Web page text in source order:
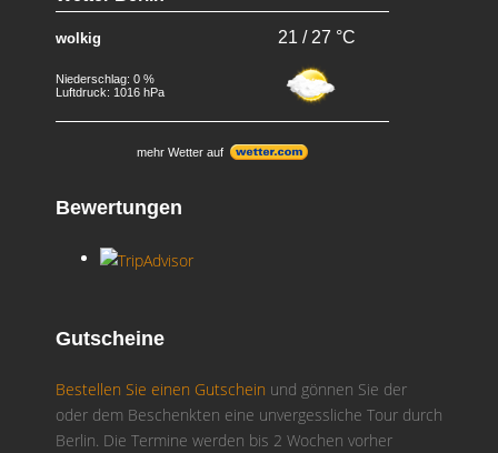
wolkig 21 / 27 °C
Niederschlag: 0 %
Luftdruck: 1016 hPa
mehr Wetter auf
Bewertungen
Gutscheine
Bestellen Sie einen Gutschein und gönnen Sie der
oder dem Beschenkten eine unvergessliche Tour durch
Berlin. Die Termine werden bis 2 Wochen vorher